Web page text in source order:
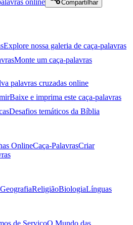
Compartilhar
Explore nossa galeria de caça-palavras
Monte um caça-palavras
palavras cruzadas online
Baixe e imprima este caça-palavras
Desafios temáticos da Bíblia
OnlineCaça-PalavrasCriar
GeografiaReligiãoBiologiaLínguas
de ServiçoO Mundo das